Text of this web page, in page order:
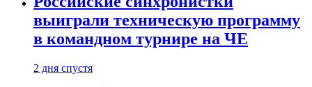
выиграли техническую программу
в командном турнире на ЧЕ
2 дня спустя